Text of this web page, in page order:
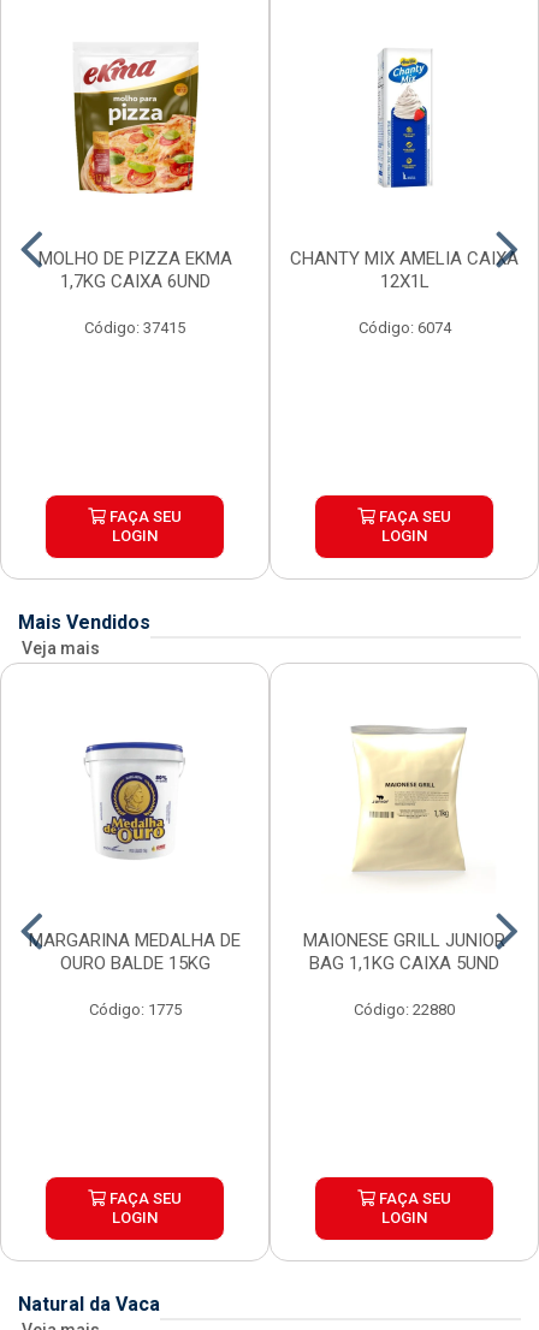
MOLHO DE PIZZA EKMA
1,7KG CAIXA 6UND
Código: 37415
FAÇA SEU
LOGIN
CHANTY MIX AMELIA CAIXA
12X1L
Código: 6074
FAÇA SEU
LOGIN
Mais Vendidos
Veja mais
MARGARINA MEDALHA DE
OURO BALDE 15KG
Código: 1775
FAÇA SEU
LOGIN
MAIONESE GRILL JUNIOR
BAG 1,1KG CAIXA 5UND
Código: 22880
FAÇA SEU
LOGIN
Natural da Vaca